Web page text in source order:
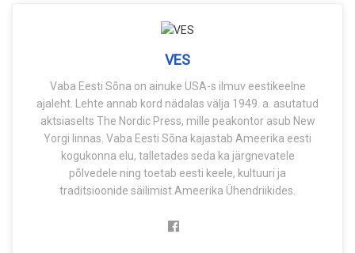
VES
Vaba Eesti Sõna on ainuke USA-s ilmuv eestikeelne
ajaleht. Lehte annab kord nädalas välja 1949. a. asutatud
aktsiaselts The Nordic Press, mille peakontor asub New
Yorgi linnas. Vaba Eesti Sõna kajastab Ameerika eesti
kogukonna elu, talletades seda ka järgnevatele
põlvedele ning toetab eesti keele, kultuuri ja
traditsioonide säilimist Ameerika Ühendriikides.